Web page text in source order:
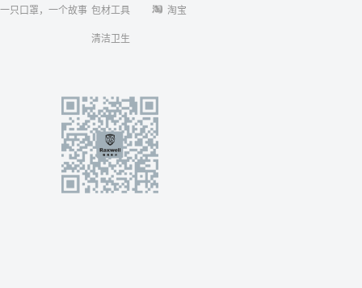
一只口罩，一个故事 包材工具
清洁卫生
淘宝